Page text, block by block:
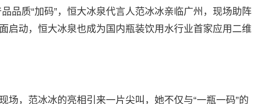
品质“加码”，恒大冰泉代言人范冰冰亲临广州，现场助阵
启动，恒大冰泉也成为国内瓶装饮用水行业首家应用二维
场，范冰冰的亮相引来一片尖叫，她不仅与“一瓶一码”的